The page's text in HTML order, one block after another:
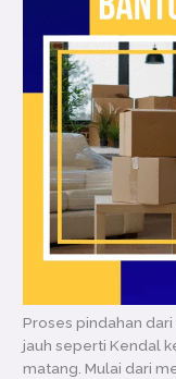
Proses pindahan
jauh seperti Kendal
matang. Mulai dari